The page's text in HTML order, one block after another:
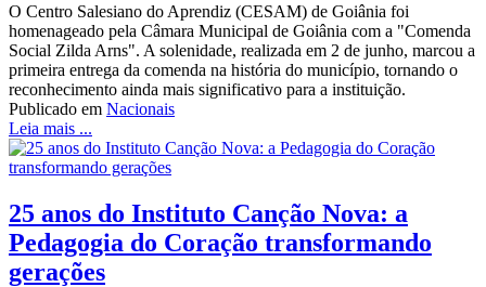
O Centro Salesiano do Aprendiz (CESAM) de Goiânia foi
homenageado pela Câmara Municipal de Goiânia com a "Comenda
Social Zilda Arns". A solenidade, realizada em 2 de junho, marcou a
primeira entrega da comenda na história do município, tornando o
reconhecimento ainda mais significativo para a instituição.
Publicado em Nacionais
Leia mais ...
25 anos do Instituto Canção Nova: a
Pedagogia do Coração transformando
gerações